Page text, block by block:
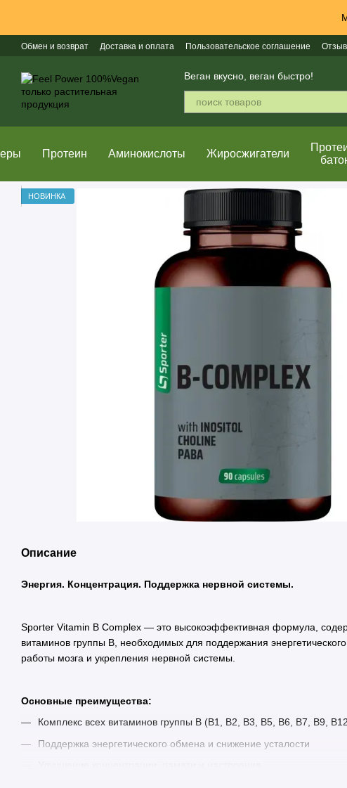
Обмен и возврат Доставка и оплата Пользовательское соглашение
Веган вкусно, веган быстро!
Протеин Аминокислоты Жиросжигатели
НОВИНКА
Описание
Энергия. Концентрация. Поддержка нервной системы.
Sporter Vitamin B Complex — это высокоэффективная формула,
витаминов группы B, необходимых для поддержания
работы мозга и укрепления нервной системы.
Основные преимущества:
Комплекс всех витаминов группы B (B1, B2, B3, B5, B6, B7, B9,
Поддержка энергетического обмена и снижение усталости